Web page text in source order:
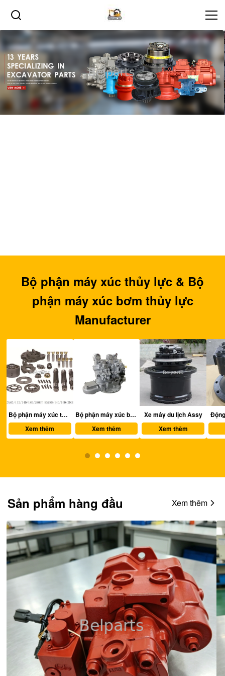
Bộ phận máy xúc thủy lực & Bộ
phận máy xúc bơm thủy lực
Manufacturer
Bộ phận máy xúc bơm thủy lực
Xem thêm
Xe máy du lịch Assy
Xem thêm
Động cơ swing Assy
Xem thêm
Sản phẩm hàng đầu Xem thêm